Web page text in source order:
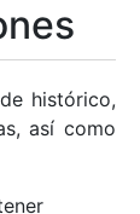
histórico,
así como